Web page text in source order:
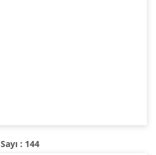
Sayı : 144